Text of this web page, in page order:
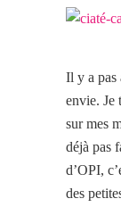
Il y a pas
envie. Je
sur mes
déjà pas
d’OPI,
des